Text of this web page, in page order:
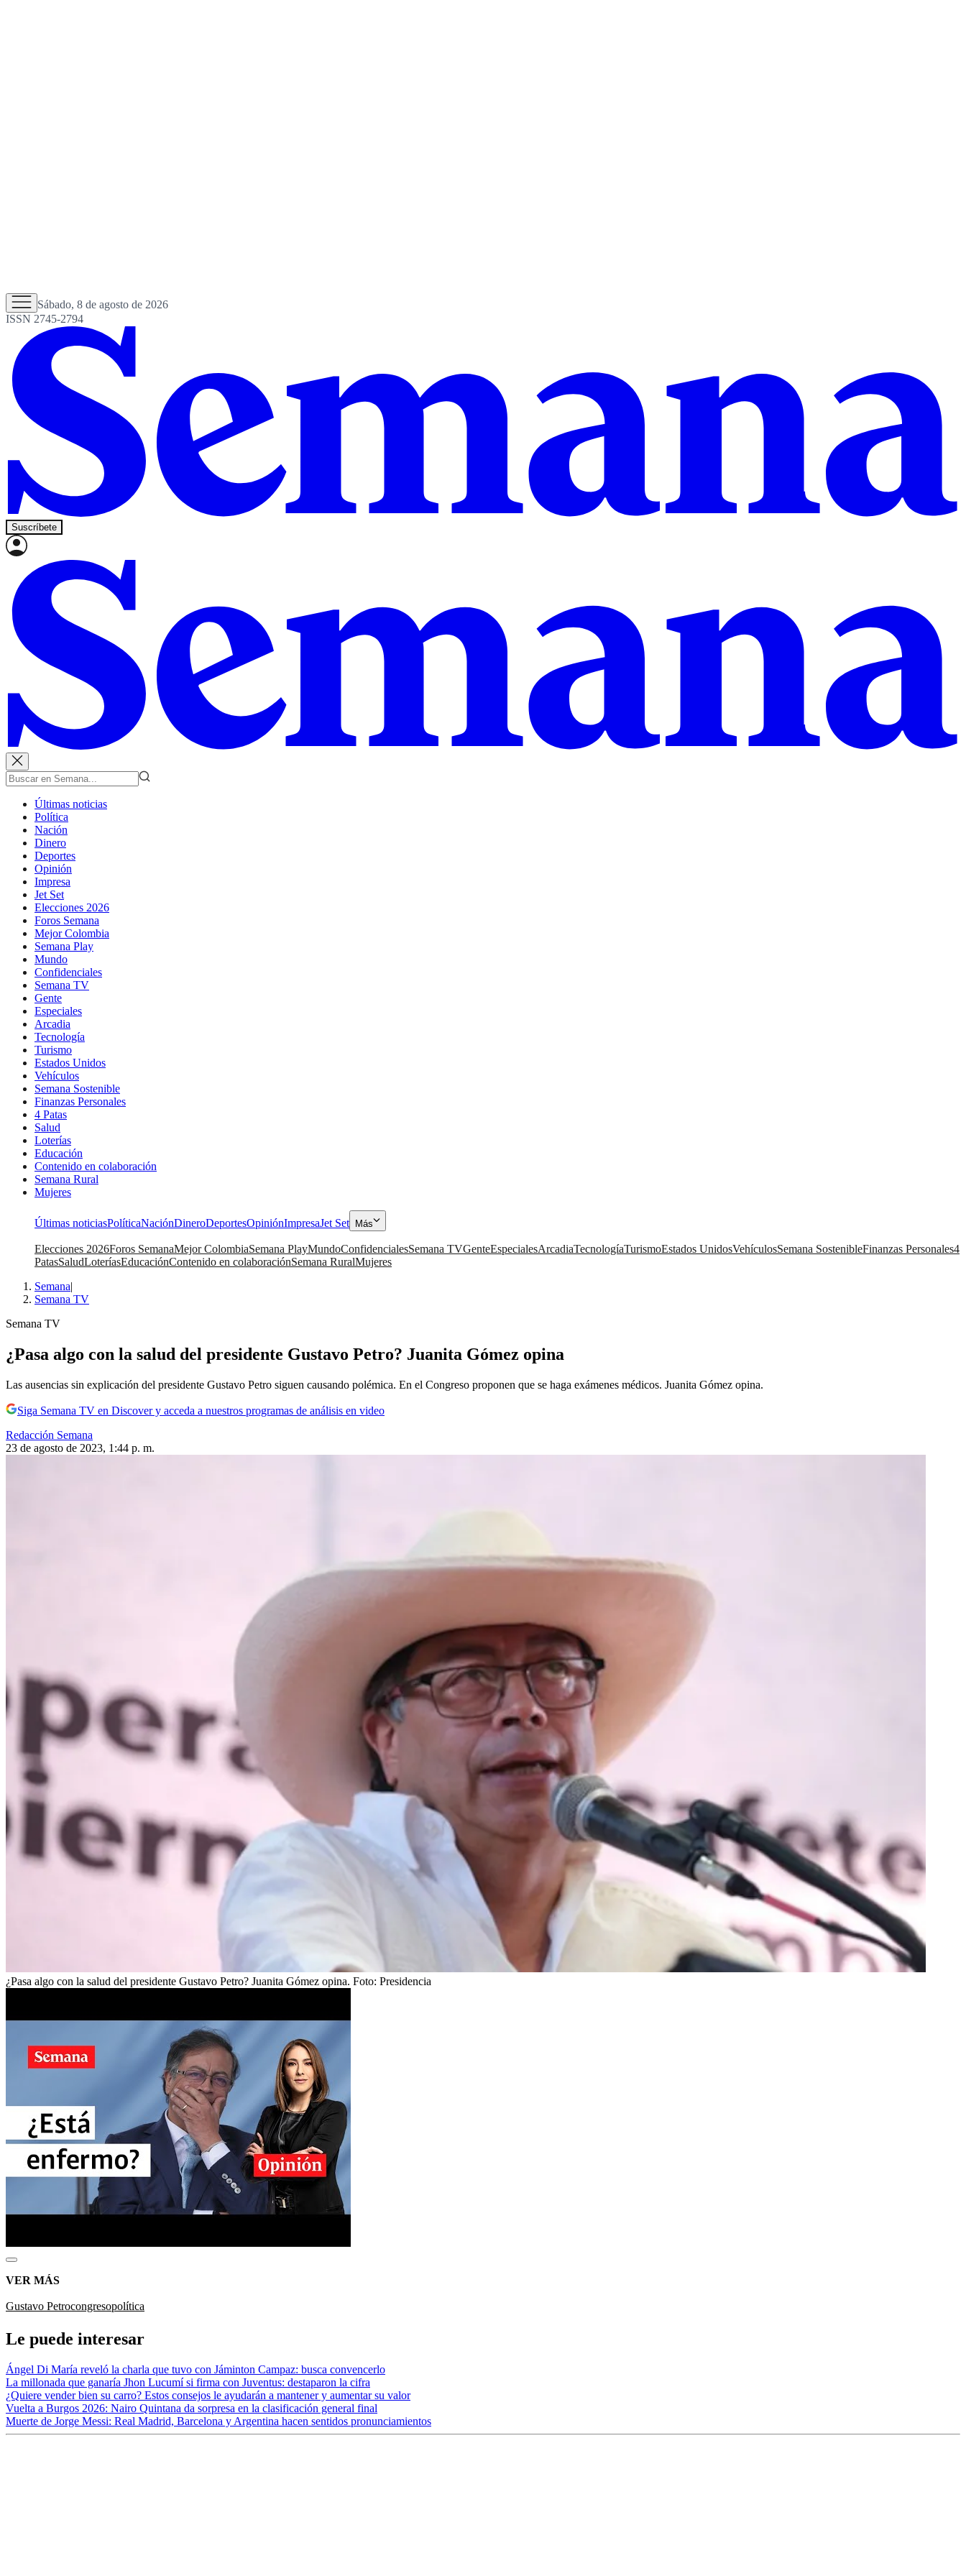
Sábado, 8 de agosto de 2026
ISSN 2745-2794
Suscríbete
Últimas noticias
Política
Nación
Dinero
Deportes
Opinión
Impresa
Jet Set
Elecciones 2026
Foros Semana
Mejor Colombia
Semana Play
Mundo
Confidenciales
Semana TV
Gente
Especiales
Arcadia
Tecnología
Turismo
Estados Unidos
Vehículos
Semana Sostenible
Finanzas Personales
4 Patas
Salud
Loterías
Educación
Contenido en colaboración
Semana Rural
Mujeres
Últimas noticiasPolíticaNaciónDineroDeportesOpiniónImpresaJet Set Más
Elecciones 2026Foros SemanaMejor ColombiaSemana PlayMundoConfidencialesSemana TVGenteEspecialesArcadiaTecnologíaTurismoEstados UnidosVehículosSemana SostenibleFinanzas Personales4
PatasSaludLoteríasEducaciónContenido en colaboraciónSemana RuralMujeres
Semana|
Semana TV
Semana TV
¿Pasa algo con la salud del presidente Gustavo Petro? Juanita Gómez opina
Las ausencias sin explicación del presidente Gustavo Petro siguen causando polémica. En el Congreso proponen que se haga exámenes médicos. Juanita Gómez opina.
Siga Semana TV en Discover y acceda a nuestros programas de análisis en video
Redacción Semana
23 de agosto de 2023, 1:44 p. m.
¿Pasa algo con la salud del presidente Gustavo Petro? Juanita Gómez opina. Foto: Presidencia
VER MÁS
Gustavo Petrocongresopolítica
Le puede interesar
Ángel Di María reveló la charla que tuvo con Jáminton Campaz: busca convencerlo
La millonada que ganaría Jhon Lucumí si firma con Juventus: destaparon la cifra
¿Quiere vender bien su carro? Estos consejos le ayudarán a mantener y aumentar su valor
Vuelta a Burgos 2026: Nairo Quintana da sorpresa en la clasificación general final
Muerte de Jorge Messi: Real Madrid, Barcelona y Argentina hacen sentidos pronunciamientos